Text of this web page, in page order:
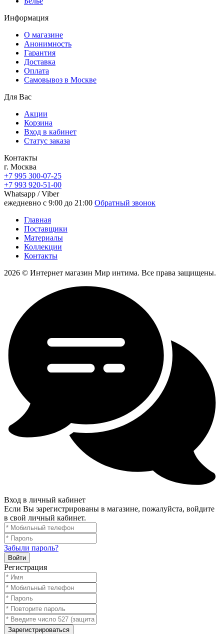
Информация
О магазине
Анонимность
Гарантия
Доставка
Oплата
Самовывоз в Москве
Для Вас
Акции
Корзина
Вход в кабинет
Статус заказа
Контакты
г. Москва
+7 995 300-07-25
+7 993 920-51-00
Whatsapp / Viber
ежедневно с 9:00 до 21:00 Обратный звонок
Главная
Поставщики
Материалы
Коллекции
Контакты
2026 © Интернет магазин Мир интима. Все права защищены.
Вход в личный кабинет
Если Вы зарегистрированы в магазине, пожалуйста, войдите
в свой личный кабинет.
Забыли пароль?
Войти
Регистрация
Зарегистрироваться